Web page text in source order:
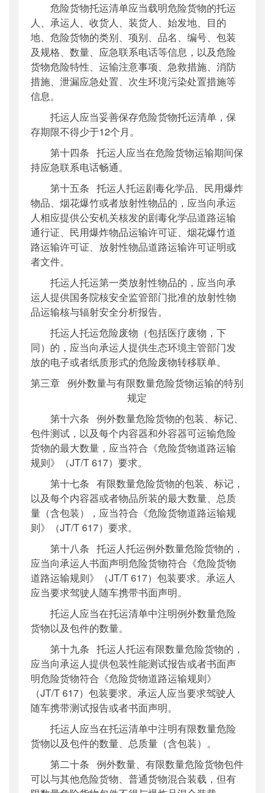
危险货物托运清单应当载明危险货物的托运
人、承运人、收货人、装货人、始发地、目的
地、危险货物的类别、项别、品名、编号、包装
及规格、数量、应急联系电话等信息，以及危险
货物危险特性、运输注意事项、急救措施、消防
措施、泄漏应急处置、次生环境污染处置措施等
信息。
托运人应当妥善保存危险货物托运清单，保
存期限不得少于12个月。
第十四条 托运人应当在危险货物运输期间保
持应急联系电话畅通。
第十五条 托运人托运剧毒化学品、民用爆炸
物品、烟花爆竹或者放射性物品的，应当向承运
人相应提供公安机关核发的剧毒化学品道路运输
通行证、民用爆炸物品运输许可证、烟花爆竹道
路运输许可证、放射性物品道路运输许可证明或
者文件。
托运人托运第一类放射性物品的，应当向承
运人提供国务院核安全监管部门批准的放射性物
品运输核与辐射安全分析报告。
托运人托运危险废物（包括医疗废物，下
同）的，应当向承运人提供生态环境主管部门发
放的电子或者纸质形式的危险废物转移联单。
第三章 例外数量与有限数量危险货物运输的特别
规定
第十六条 例外数量危险货物的包装、标记、
包件测试，以及每个内容器和外容器可运输危险
货物的最大数量，应当符合《危险货物道路运输
规则》（JT/T 617）要求。
第十七条 有限数量危险货物的包装、标记，
以及每个内容器或者物品所装的最大数量、总质
量（含包装），应当符合《危险货物道路运输规
则》（JT/T 617）要求。
第十八条 托运人托运例外数量危险货物的，
应当向承运人书面声明危险货物符合《危险货物
道路运输规则》（JT/T 617）包装要求。承运人
应当要求驾驶人随车携带书面声明。
托运人应当在托运清单中注明例外数量危险
货物以及包件的数量。
第十九条 托运人托运有限数量危险货物的，
应当向承运人提供包装性能测试报告或者书面声
明危险货物符合《危险货物道路运输规则》
（JT/T 617）包装要求。承运人应当要求驾驶人
随车携带测试报告或者书面声明。
托运人应当在托运清单中注明有限数量危险
货物以及包件的数量、总质量（含包装）。
第二十条 例外数量、有限数量危险货物包件
可以与其他危险货物、普通货物混合装载，但有